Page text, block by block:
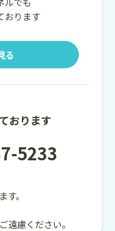
おります
る
おります
5233
。
遠慮ください。